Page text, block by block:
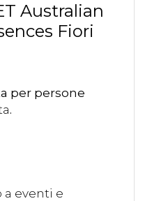
Australian
Fiori
per persone
.
eventi e